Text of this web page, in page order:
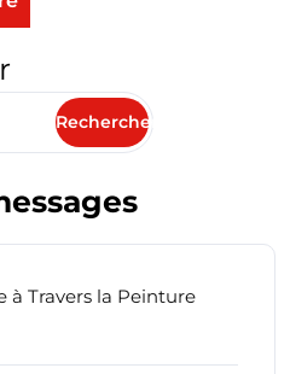
Rechercher
à Travers la Peinture